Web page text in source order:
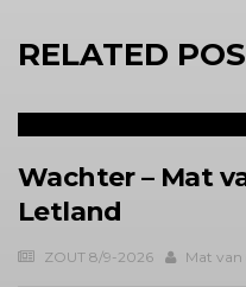
RELATED
Wachter – Mat
Letland
ZOUT 8/9-2026 Mat van